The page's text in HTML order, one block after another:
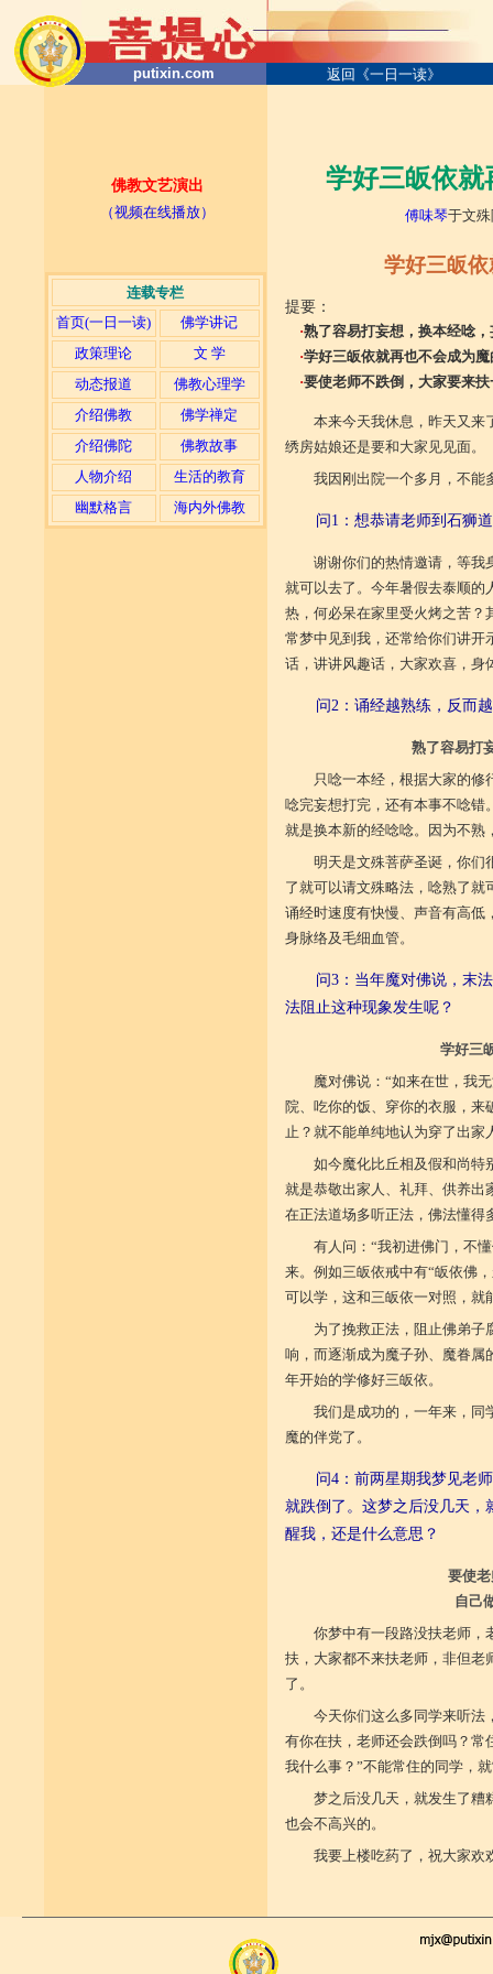
putixin.com 返回《一日一读》
佛教文艺演出
（视频在线播放）
连载专栏
首页(一日一读)
佛学讲记
政策理论
文 学
动态报道
佛教心理学
介绍佛教
佛学禅定
介绍佛陀
佛教故事
人物介绍
生活的教育
幽默格言
海内外佛教
学好三皈依就
傅味琴于文
学好三皈
提要：
·熟了容易打妄想，换本经唸
·学好三皈依就再也不会成为
·要使老师不跌倒，大家要来
本来今天我休息，昨天又来
绣房姑娘还是要和大家见见面。
我因刚出院一个多月，不能
问1：想恭请老师到石狮道
谢谢你们的热情邀请，等我
就可以去了。今年暑假去泰顺的
热，何必呆在家里受火烤之苦？
常梦中见到我，还常给你们讲开
话，讲讲风趣话，大家欢喜，身
问2：诵经越熟练，反而越
熟了容易打
只唸一本经，根据大家的修
唸完妄想打完，还有本事不唸错
就是换本新的经唸唸。因为不熟
明天是文殊菩萨圣诞，你们
了就可以请文殊略法，唸熟了
诵经时速度有快慢、声音有高低
身脉络及毛细血管。
问3：当年魔对佛说，末法
法阻止这种现象发生呢？
学好三
魔对佛说：“如来在世，我
院、吃你的饭、穿你的衣服，来
止？就不能单纯地认为穿了出家
如今魔化比丘相及假和尚特
就是恭敬出家人、礼拜、供养出
在正法道场多听正法，佛法懂得
有人问：“我初进佛门，不
来。例如三皈依戒中有“皈依佛
可以学，这和三皈依一对照，就
为了挽救正法，阻止佛弟子
响，而逐渐成为魔子孙、魔眷属
年开始的学修好三皈依。
我们是成功的，一年来，同
魔的伴党了。
问4：前两星期我梦见老师
就跌倒了。这梦之后没几天，
醒我，还是什么意思？
要使
自己
你梦中有一段路没扶老师，
扶，大家都不来扶老师，非但老
了。
今天你们这么多同学来听法
有你在扶，老师还会跌倒吗？常
我什么事？”不能常住的同学，
梦之后没几天，就发生了糟
也会不高兴的。
我要上楼吃药了，祝大家欢